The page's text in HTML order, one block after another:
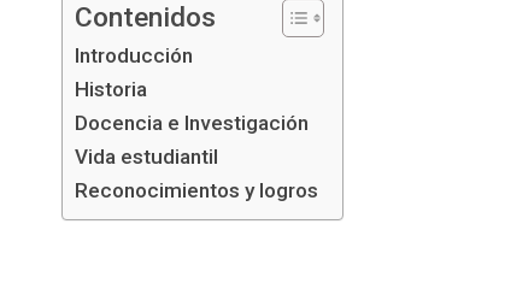
Contenidos
Introducción
Historia
Docencia e Investigación
Vida estudiantil
Reconocimientos y logros